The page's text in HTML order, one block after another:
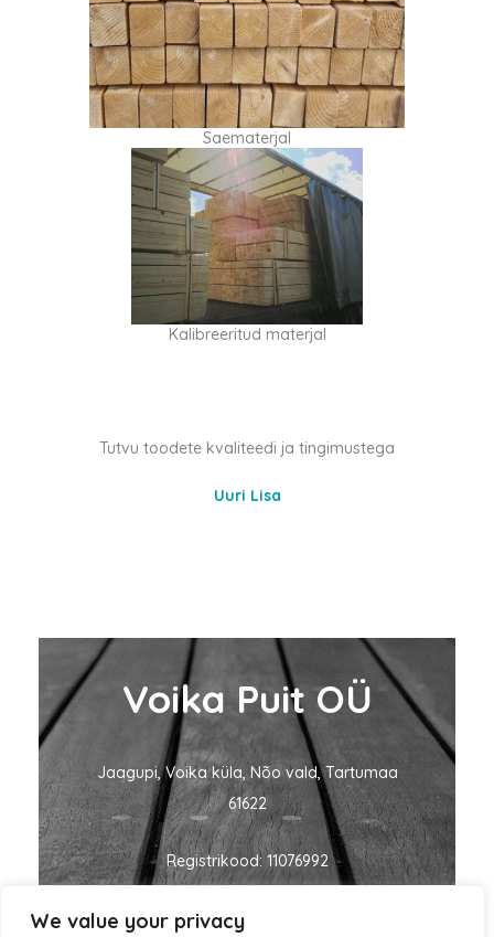
We value your privacy
Saematerjal
Kalibreeritud materjal
Tutvu toodete kvaliteedi ja tingimustega
Uuri Lisa
Voika Puit OÜ
Jaagupi, Voika küla, Nõo vald, Tartumaa
61622
Registrikood: 11076992
KMKR nr: EE101060635